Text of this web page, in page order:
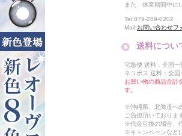
また、休業期間中に
Tel:079-289-0202
Mail:お問い合わせフ
送料につい
宅急便 送料：全国
ネコポス 送料：全
お買い物の商品合計
す。
※沖縄県、北海道へ
ご負担頂いておりま
※代金引換の場合、
※キャンペーンなど